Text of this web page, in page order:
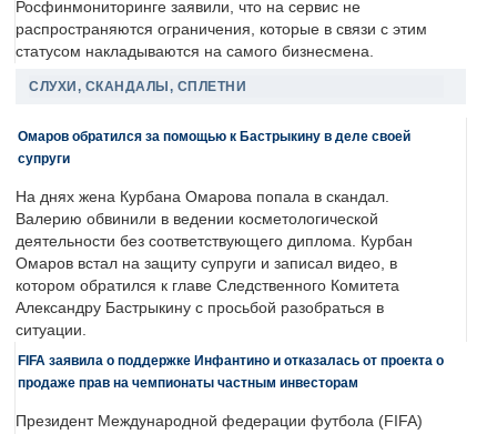
Росфинмониторинге заявили, что на сервис не
распространяются ограничения, которые в связи с этим
статусом накладываются на самого бизнесмена.
СЛУХИ, СКАНДАЛЫ, СПЛЕТНИ
Омаров обратился за помощью к Бастрыкину в деле своей
супруги
На днях жена Курбана Омарова попала в скандал.
Валерию обвинили в ведении косметологической
деятельности без соответствующего диплома. Курбан
Омаров встал на защиту супруги и записал видео, в
котором обратился к главе Следственного Комитета
Александру Бастрыкину с просьбой разобраться в
ситуации.
FIFA заявила о поддержке Инфантино и отказалась от проекта о
продаже прав на чемпионаты частным инвесторам
Президент Международной федерации футбола (FIFA)